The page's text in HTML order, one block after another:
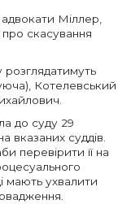
адвокати Міллер,
скасування
Котелевський
до суду 29
вказаних суддів.
перевірити її на
мають ухвалити